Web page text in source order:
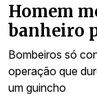
Homem
banheiro
Bombeiros só
operação que
um guincho